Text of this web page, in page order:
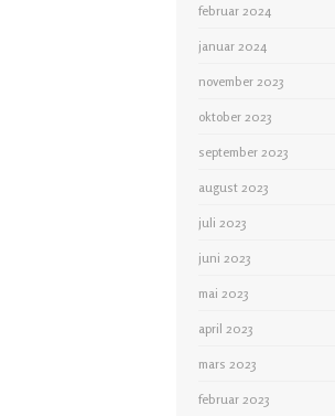
februar 2024
januar 2024
november 2023
oktober 2023
september 2023
august 2023
juli 2023
juni 2023
mai 2023
april 2023
mars 2023
februar 2023